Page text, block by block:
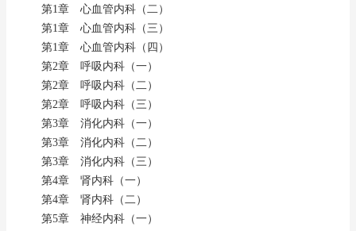
第1章 心血管内科（二）
第1章 心血管内科（三）
第1章 心血管内科（四）
第2章 呼吸内科（一）
第2章 呼吸内科（二）
第2章 呼吸内科（三）
第3章 消化内科（一）
第3章 消化内科（二）
第3章 消化内科（三）
第4章 肾内科（一）
第4章 肾内科（二）
第5章 神经内科（一）